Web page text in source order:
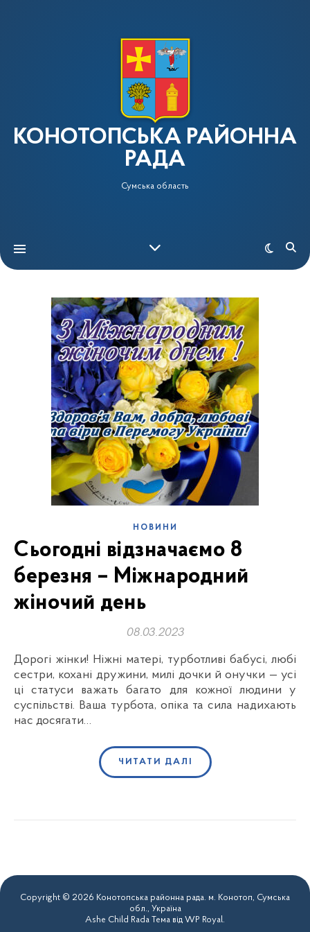
КОНОТОПСЬКА РАЙОННА
РАДА
Сумська область
НОВИНИ
Сьогодні відзначаємо 8
березня – Міжнародний
жіночий день
08.03.2023
Дорогі жінки! Ніжні матері, турботливі бабусі, любі
сестри, кохані дружини, милі дочки й онучки — усі
ці статуси важать багато для кожної людини у
суспільстві. Ваша турбота, опіка та сила надихають
нас досягати…
ЧИТАТИ ДАЛІ
Copyright © 2026 Конотопська районна рада. м. Конотоп, Сумська
обл., Україна
Ashe Child Rada Тема від WP Royal.